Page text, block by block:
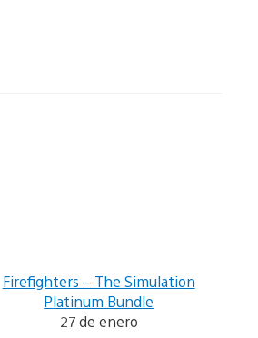
Firefighters – The Simulation
Platinum Bundle
27 de enero